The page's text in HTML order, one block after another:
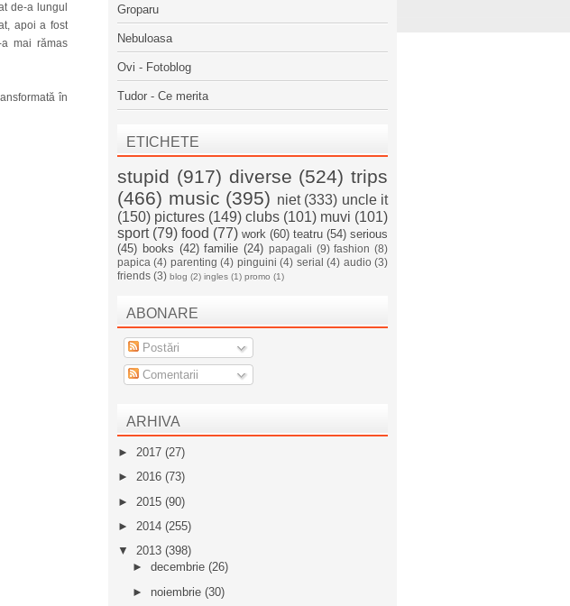
de-a lungul
apoi a fost
mai rămas
în
Groparu
Nebuloasa
Ovi - Fotoblog
Tudor - Ce merita
ETICHETE
stupid (917) diverse (524) trips
(466) music (395) niet (333) uncle it
(150) pictures (149) clubs (101) muvi (101)
sport (79) food (77) work (60) teatru (54) serious
(45) books (42) familie (24) papagali (9) fashion (8)
papica (4) parenting (4) pinguini (4) serial (4) audio (3)
friends (3) blog (2) ingles (1) promo (1)
ABONARE
Postări
Comentarii
ARHIVA
► 2017 (27)
► 2016 (73)
► 2015 (90)
► 2014 (255)
▼ 2013 (398)
► decembrie (26)
► noiembrie (30)